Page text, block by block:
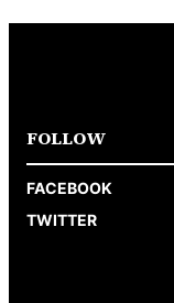
FOLLOW
FACEBOOK
TWITTER